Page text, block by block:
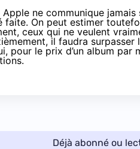
ne communique jamais
faite. On peut estimer
ceux qui ne veulent
il faudra surpasser
pour le prix d’un album par
Déjà abonné ou